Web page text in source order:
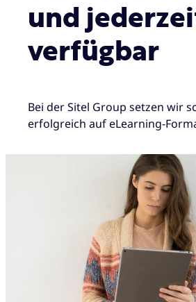
und
verfügbar
Bei der Sitel Group setzen wir
erfolgreich auf eLearning-